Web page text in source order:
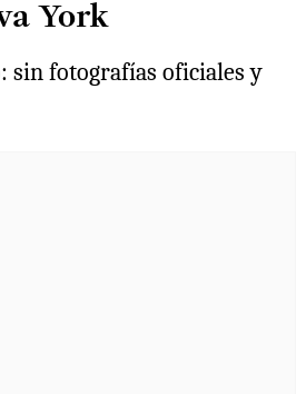
York
sin fotografías oficiales y